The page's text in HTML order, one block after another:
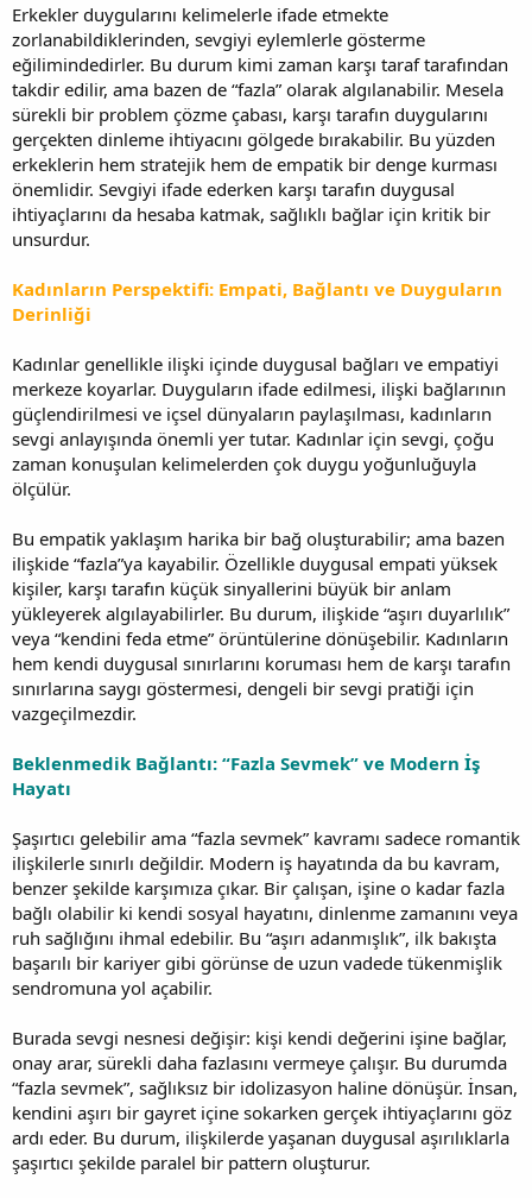
Erkekler duygularını kelimelerle ifade etmekte
zorlanabildiklerinden, sevgiyi eylemlerle gösterme
eğilimindedirler. Bu durum kimi zaman karşı taraf tarafından
takdir edilir, ama bazen de “fazla” olarak algılanabilir. Mesela
sürekli bir problem çözme çabası, karşı tarafın duygularını
gerçekten dinleme ihtiyacını gölgede bırakabilir. Bu yüzden
erkeklerin hem stratejik hem de empatik bir denge kurması
önemlidir. Sevgiyi ifade ederken karşı tarafın duygusal
ihtiyaçlarını da hesaba katmak, sağlıklı bağlar için kritik bir
unsurdur.
Kadınların Perspektifi: Empati, Bağlantı ve Duyguların
Derinliği
Kadınlar genellikle ilişki içinde duygusal bağları ve empatiyi
merkeze koyarlar. Duyguların ifade edilmesi, ilişki bağlarının
güçlendirilmesi ve içsel dünyaların paylaşılması, kadınların
sevgi anlayışında önemli yer tutar. Kadınlar için sevgi, çoğu
zaman konuşulan kelimelerden çok duygu yoğunluğuyla
ölçülür.
Bu empatik yaklaşım harika bir bağ oluşturabilir; ama bazen
ilişkide “fazla”ya kayabilir. Özellikle duygusal empati yüksek
kişiler, karşı tarafın küçük sinyallerini büyük bir anlam
yükleyerek algılayabilirler. Bu durum, ilişkide “aşırı duyarlılık”
veya “kendini feda etme” örüntülerine dönüşebilir. Kadınların
hem kendi duygusal sınırlarını koruması hem de karşı tarafın
sınırlarına saygı göstermesi, dengeli bir sevgi pratiği için
vazgeçilmezdir.
Beklenmedik Bağlantı: “Fazla Sevmek” ve Modern İş
Hayatı
Şaşırtıcı gelebilir ama “fazla sevmek” kavramı sadece romantik
ilişkilerle sınırlı değildir. Modern iş hayatında da bu kavram,
benzer şekilde karşımıza çıkar. Bir çalışan, işine o kadar fazla
bağlı olabilir ki kendi sosyal hayatını, dinlenme zamanını veya
ruh sağlığını ihmal edebilir. Bu “aşırı adanmışlık”, ilk bakışta
başarılı bir kariyer gibi görünse de uzun vadede tükenmişlik
sendromuna yol açabilir.
Burada sevgi nesnesi değişir: kişi kendi değerini işine bağlar,
onay arar, sürekli daha fazlasını vermeye çalışır. Bu durumda
“fazla sevmek”, sağlıksız bir idolizasyon haline dönüşür. İnsan,
kendini aşırı bir gayret içine sokarken gerçek ihtiyaçlarını göz
ardı eder. Bu durum, ilişkilerde yaşanan duygusal aşırılıklarla
şaşırtıcı şekilde paralel bir pattern oluşturur.